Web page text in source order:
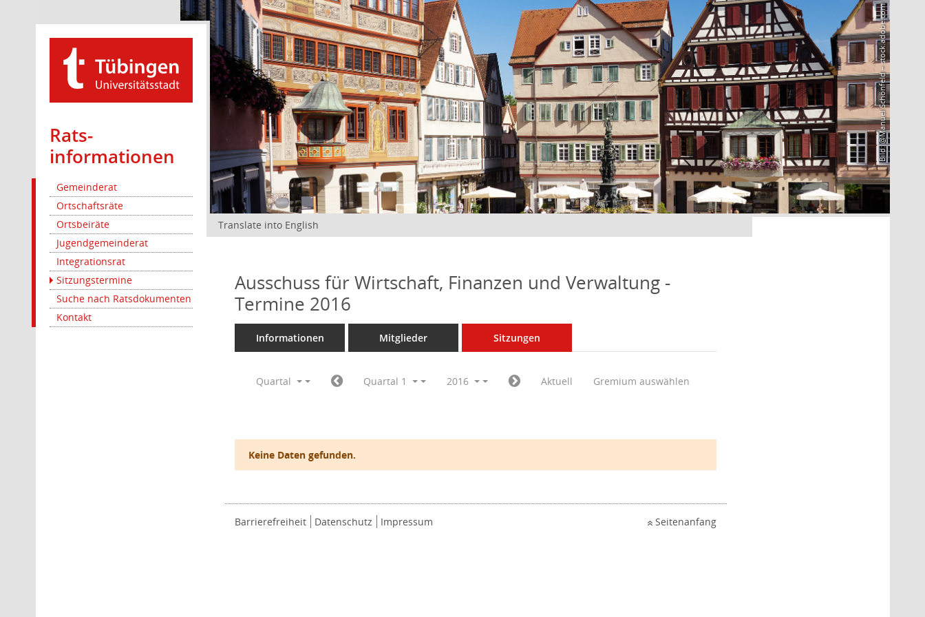
Rats­
informationen
Gemeinderat
Ortschaftsräte
Ortsbeiräte
Jugendgemeinderat
Integrationsrat
Sitzungstermine
Suche nach Ratsdokumenten
Kontakt
Bild: @Manuel Schönfeld – stock.adobe.com
Translate into English
Ausschuss für Wirtschaft, Finanzen und Verwaltung -
Termine 2016
Informationen Mitglieder Sitzungen
Quartal Quartal 1 2016 Aktuell Gremium auswählen
Keine Daten gefunden.
Barrierefreiheit Datenschutz Impressum Seitenanfang